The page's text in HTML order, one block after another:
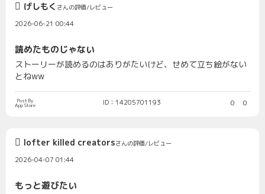
げしもく さんの評価/レビュー
2026-06-21 00:44
読めたものじゃない
ストーリーが読めるのはありがたいけど、せめて立ち絵がない
とねww
Post By
App Store ID：14205701193 0 0
lofter killed creatorsさんの評価/レビュー
2026-04-07 01:44
もっと遊びたい